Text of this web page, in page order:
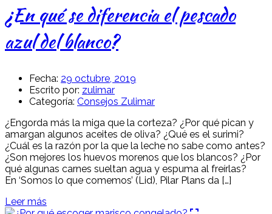
¿En qué se diferencia el pescado
azul del blanco?
Fecha: 29 octubre, 2019
Escrito por: zulimar
Categoría: Consejos Zulimar
¿Engorda más la miga que la corteza? ¿Por qué pican y
amargan algunos aceites de oliva? ¿Qué es el surimi?
¿Cuál es la razón por la que la leche no sabe como antes?
¿Son mejores los huevos morenos que los blancos? ¿Por
qué algunas carnes sueltan agua y espuma al freírlas?
En ‘Somos lo que comemos’ (Lid), Pilar Plans da […]
Leer más